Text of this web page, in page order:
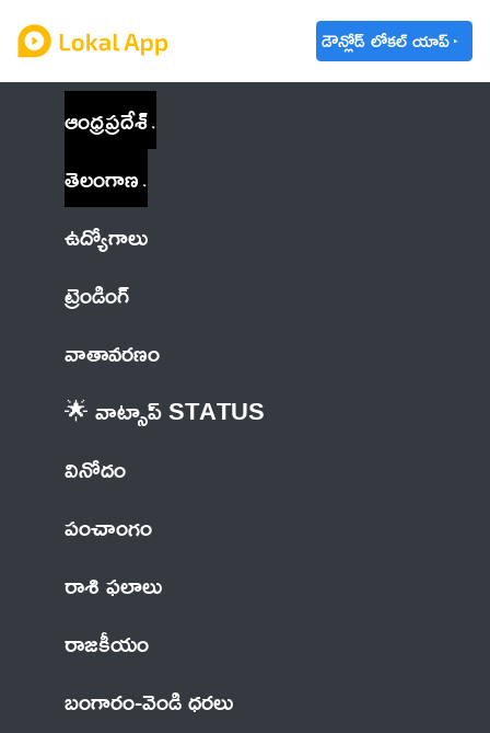
డౌన్లోడ్ లోకల్ యాప్
ఆంధ్రప్రదేశ్
తెలంగాణ
ఉద్యోగాలు
ట్రెండింగ్
వాతావరణం
🌟 వాట్సాప్ STATUS
వినోదం
పంచాంగం
రాశి ఫలాలు
రాజకీయం
బంగారం-వెండి ధరలు